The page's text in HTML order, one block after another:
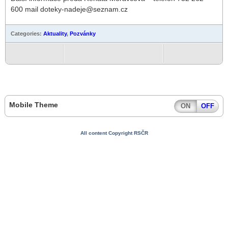
600 mail doteky-nadeje@seznam.cz
Categories: Aktuality, Pozvánky
Mobile Theme ON OFF
All content Copyright RSČR